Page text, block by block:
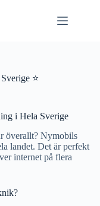
⭐
i Hela Sverige
överallt? Nymobils
landet. Det är perfekt
internet på flera